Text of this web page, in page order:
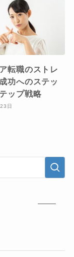
転職のストレ
功へのステッ
ップ戦略
日